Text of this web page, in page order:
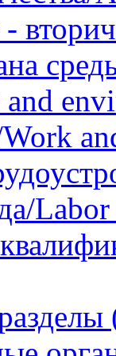
Labor